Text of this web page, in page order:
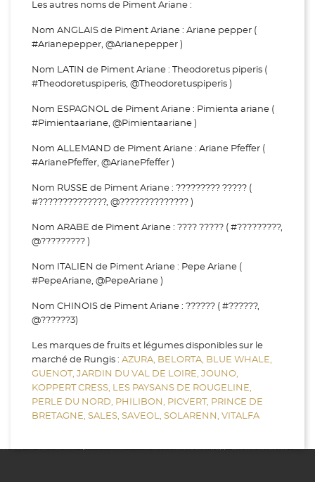
Les autres noms de Piment Ariane :
Nom ANGLAIS de Piment Ariane : Ariane pepper (
#Arianepepper, @Arianepepper )
Nom LATIN de Piment Ariane : Theodoretus piperis (
#Theodoretuspiperis, @Theodoretuspiperis )
Nom ESPAGNOL de Piment Ariane : Pimienta ariane (
#Pimientaariane, @Pimientaariane )
Nom ALLEMAND de Piment Ariane : Ariane Pfeffer (
#ArianePfeffer, @ArianePfeffer )
Nom RUSSE de Piment Ariane : ????????? ????? (
#??????????????, @?????????????? )
Nom ARABE de Piment Ariane : ???? ????? ( #?????????,
@????????? )
Nom ITALIEN de Piment Ariane : Pepe Ariane (
#PepeAriane, @PepeAriane )
Nom CHINOIS de Piment Ariane : ?????? ( #??????,
@??????3)
Les marques de fruits et légumes disponibles sur le
marché de Rungis : AZURA, BELORTA, BLUE WHALE,
GUENOT, JARDIN DU VAL DE LOIRE, JOUNO,
KOPPERT CRESS, LES PAYSANS DE ROUGELINE,
PERLE DU NORD, PHILIBON, PICVERT, PRINCE DE
BRETAGNE, SALES, SAVEOL, SOLARENN, VITALFA